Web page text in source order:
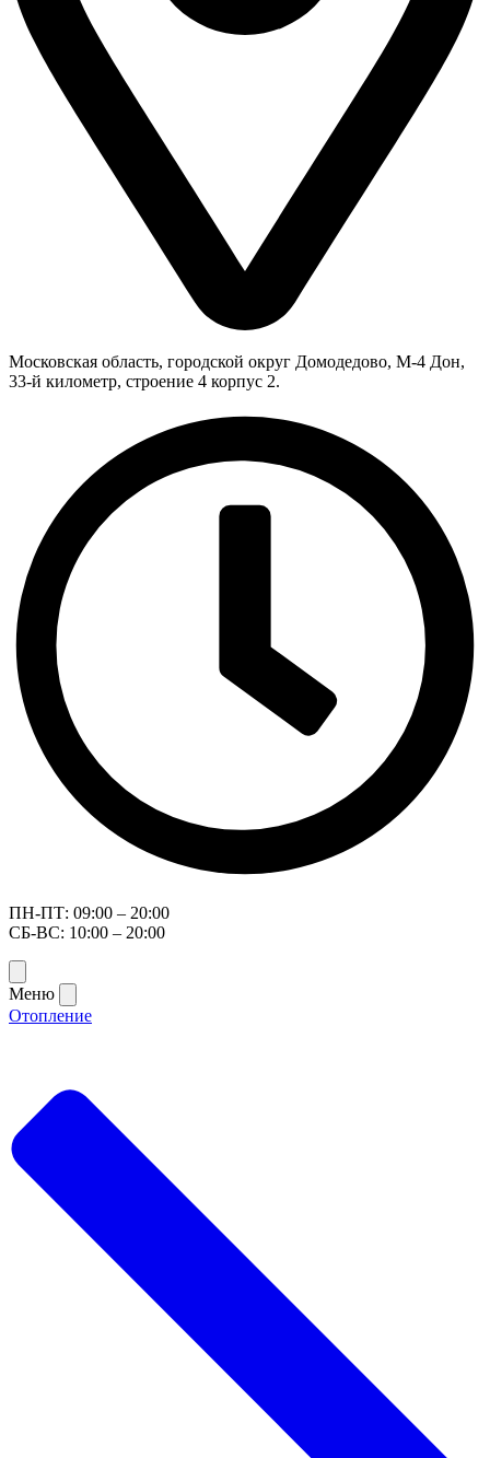
Московская область, городской округ Домодедово, М-4 Дон,
33-й километр, строение 4 корпус 2.
ПН-ПТ: 09:00 – 20:00
СБ-ВС: 10:00 – 20:00
Меню
Отопление